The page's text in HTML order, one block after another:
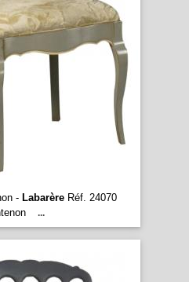
- LabarèreRéf. 24070
...